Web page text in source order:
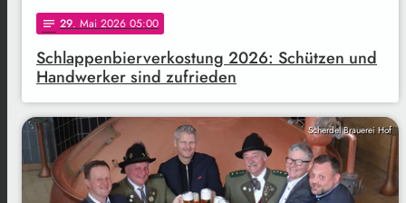
notes 29. Mai 2026 05:00
Schlappenbierverkostung 2026: Schützen und
Handwerker sind zufrieden
Scherdel Brauerei Hof